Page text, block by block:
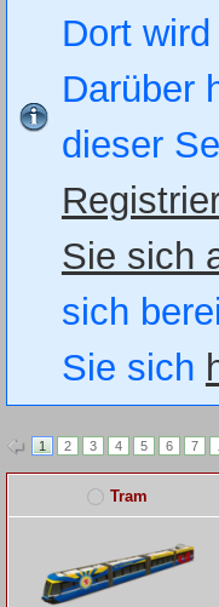
Dort
Darüber
dieser
Sie sich
sich
Sie sich
1 2 3 4 5 6 7
Tram